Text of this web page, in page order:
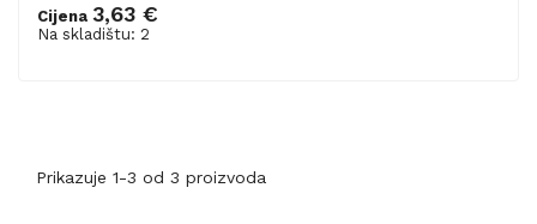
Cijena 3,63 €
Na skladištu: 2
Dodaj u košaricu
Prikazuje 1-3 od 3 proizvoda